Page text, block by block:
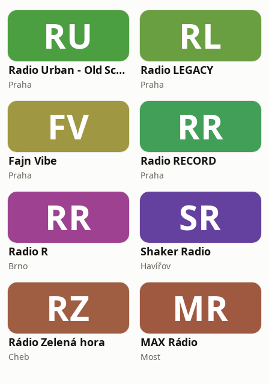
RU
Radio Urban - Old School Hip-Hop Radio
Praha
RL
Radio LEGACY
Praha
FV
Fajn Vibe
Praha
RR
Radio RECORD
Praha
RR
Radio R
Brno
SR
Shaker Radio
Havířov
RZ
Rádio Zelená hora
Cheb
MR
MAX Rádio
Most